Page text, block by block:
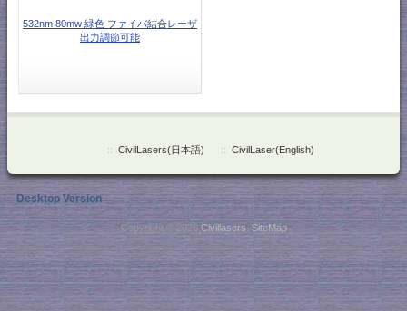
532nm 80mw 緑色 ファイバ結合レーザ
出力調節可能
:: CivilLasers(日本語) :: CivilLaser(English)
Desktop Version
Copyright © 2026 Civillasers. SiteMap